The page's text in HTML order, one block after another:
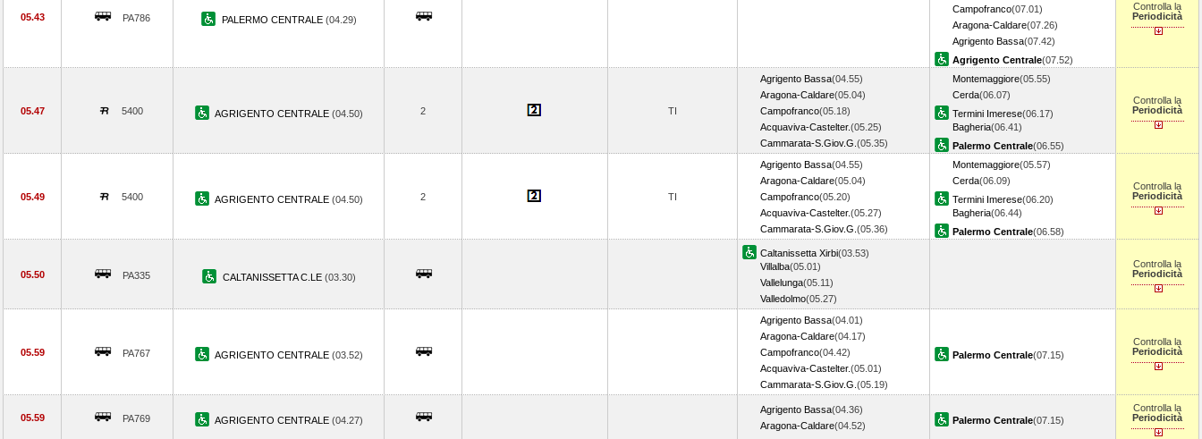
05.43 PA786 PALERMO CENTRALE (04.29)
Campofranco(07.01)
Aragona-Caldare(07.26)
Agrigento Bassa(07.42)
Agrigento Centrale(07.52)
Controlla la
Periodicità
05.47 5400 AGRIGENTO CENTRALE (04.50) 2 TI
Agrigento Bassa(04.55)
Aragona-Caldare(05.04)
Campofranco(05.18)
Acquaviva-Castelter.(05.25)
Cammarata-S.Giov.G. (05.35)
Montemaggiore(05.55)
Cerda(06.07)
Termini Imerese(06.17)
Bagheria(06.41)
Palermo Centrale(06.55)
Controlla la
Periodicità
05.49 5400 AGRIGENTO CENTRALE (04.50) 2 TI
Agrigento Bassa(04.55)
Aragona-Caldare(05.04)
Campofranco(05.20)
Acquaviva-Castelter.(05.27)
Cammarata-S.Giov.G. (05.36)
Montemaggiore(05.57)
Cerda(06.09)
Termini Imerese(06.20)
Bagheria(06.44)
Palermo Centrale(06.58)
Controlla la
Periodicità
05.50 PA335 CALTANISSETTA C.LE (03.30)
Caltanissetta Xirbi(03.53)
Villalba(05.01)
Vallelunga(05.11)
Valledolmo(05.27)
Controlla la
Periodicità
05.59 PA767 AGRIGENTO CENTRALE (03.52)
Agrigento Bassa(04.01)
Aragona-Caldare(04.17)
Campofranco(04.42)
Acquaviva-Castelter.(05.01)
Cammarata-S.Giov.G. (05.19)
Palermo Centrale(07.15)
Controlla la
Periodicità
05.59 PA769 AGRIGENTO CENTRALE (04.27)
Agrigento Bassa(04.36)
Aragona-Caldare(04.52) Palermo Centrale(07.15)
Controlla la
Periodicità